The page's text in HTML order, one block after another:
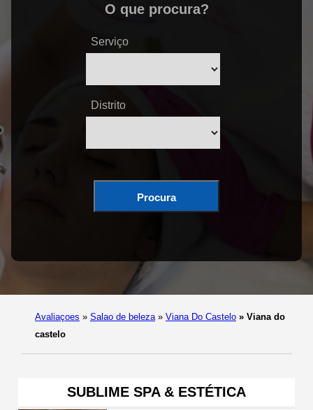
O que procura?
Serviço
Distrito
Procura
Avaliaçoes » Salao de beleza » Viana Do Castelo » Viana do
castelo
SUBLIME SPA & ESTÉTICA